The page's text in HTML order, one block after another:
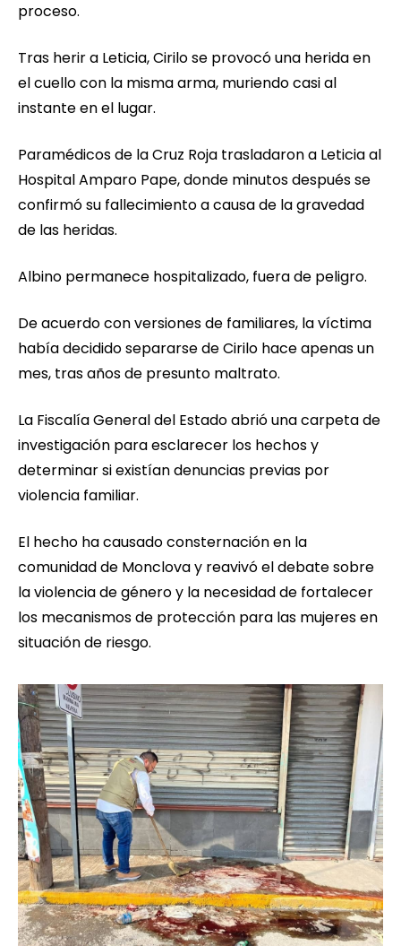
proceso.
Tras herir a Leticia, Cirilo se provocó una herida en
el cuello con la misma arma, muriendo casi al
instante en el lugar.
Paramédicos de la Cruz Roja trasladaron a Leticia al
Hospital Amparo Pape, donde minutos después se
confirmó su fallecimiento a causa de la gravedad
de las heridas.
Albino permanece hospitalizado, fuera de peligro.
De acuerdo con versiones de familiares, la víctima
había decidido separarse de Cirilo hace apenas un
mes, tras años de presunto maltrato.
La Fiscalía General del Estado abrió una carpeta de
investigación para esclarecer los hechos y
determinar si existían denuncias previas por
violencia familiar.
El hecho ha causado consternación en la
comunidad de Monclova y reavivó el debate sobre
la violencia de género y la necesidad de fortalecer
los mecanismos de protección para las mujeres en
situación de riesgo.